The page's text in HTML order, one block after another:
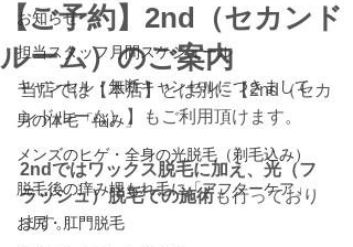
お知らせ
担当スタッフ月間スケジュール
キャンセル・無断キャンセルにつきまして
男の体毛「悩み」
メンズのヒゲ・全身の光脱毛（剃毛込み）
脱毛後の痒み埋もれ毛に「アフターケア」
お尻・肛門脱毛
【ご予約】2nd（セカンド
ルーム）のご案内
当店では【本店】とは別に【2nd（セカ
ンドルーム）】もご利用頂けます。
2ndではワックス脱毛に加え、光（フ
ラッシュ）脱毛での施術も行っており
ます。